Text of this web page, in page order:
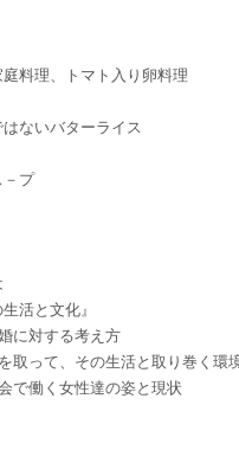
料理、トマト入り卵料理
ないバターライス
プ
活と文化』
に対する考え方
取って、その生活と取り巻く環
働く女性達の姿と現状